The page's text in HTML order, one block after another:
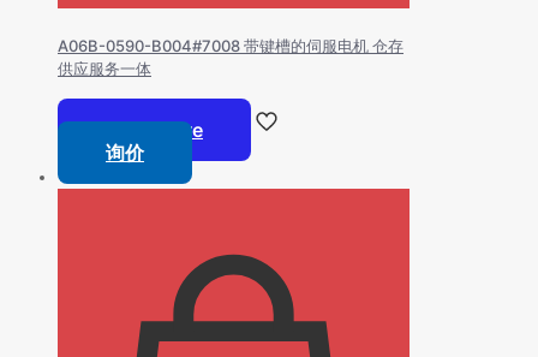
A06B-0590-B004#7008 带键槽的伺服电机 仓存
供应服务一体
Read more
询价